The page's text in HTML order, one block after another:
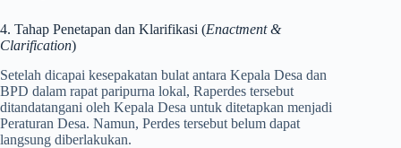
4. Tahap Penetapan dan Klarifikasi (Enactment &
Clarification)
Setelah dicapai kesepakatan bulat antara Kepala Desa dan
BPD dalam rapat paripurna lokal, Raperdes tersebut
ditandatangani oleh Kepala Desa untuk ditetapkan menjadi
Peraturan Desa. Namun, Perdes tersebut belum dapat
langsung diberlakukan.